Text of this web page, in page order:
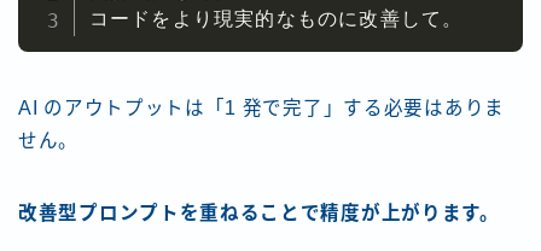
コードをより現実的なものに改善して。
AI のアウトプットは「1 発で完了」する必要はありま
せん。
改善型プロンプトを重ねることで精度が上がります。